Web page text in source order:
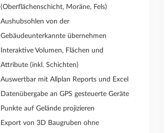
(Oberflächenschicht, Moräne, Fels)
Aushubsohlen von der
Gebäudeunterkannte übernehmen
Interaktive Volumen, Flächen und
Attribute (inkl. Schichten)
Auswertbar mit Allplan Reports und Excel
Datenübergabe an GPS gesteuerte Geräte
Punkte auf Gelände projizieren
Export von 3D Baugruben ohne